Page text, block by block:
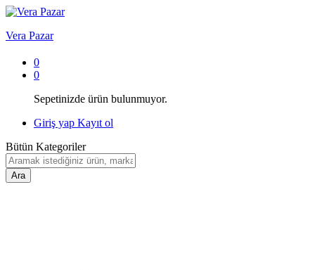
Vera Pazar
0
0
Sepetinizde ürün bulunmuyor.
Giriş yap Kayıt ol
Bütün Kategoriler
Ara